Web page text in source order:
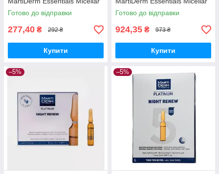
Solution Cleanser 3in1 75 мл
Готово до відправки
277,40 ₴ 292 ₴
Купити
Solution Cleanser 3in1, 300
мл
Готово до відправки
924,35 ₴ 973 ₴
Купити
–5% –5%